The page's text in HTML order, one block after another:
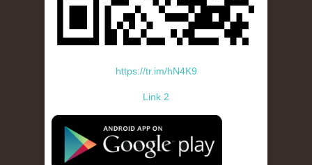
https://tr.im/hN4K9
Link 2
standard-icon-googleplay-app-store.png